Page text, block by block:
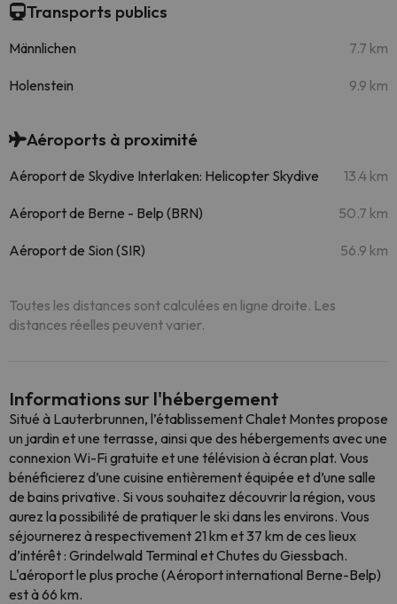
Transports publics
Männlichen 7.7 km
Holenstein 9.9 km
Aéroports à proximité
Aéroport de Skydive Interlaken: Helicopter Skydive 13.4 km
Aéroport de Berne - Belp (BRN) 50.7 km
Aéroport de Sion (SIR) 56.9 km
Toutes les distances sont calculées en ligne droite. Les
distances réelles peuvent varier.
Informations sur l'hébergement
Situé à Lauterbrunnen, l’établissement Chalet Montes propose
un jardin et une terrasse, ainsi que des hébergements avec une
connexion Wi-Fi gratuite et une télévision à écran plat. Vous
bénéficierez d’une cuisine entièrement équipée et d’une salle
de bains privative. Si vous souhaitez découvrir la région, vous
aurez la possibilité de pratiquer le ski dans les environs. Vous
séjournerez à respectivement 21 km et 37 km de ces lieux
d’intérêt : Grindelwald Terminal et Chutes du Giessbach.
L'aéroport le plus proche (Aéroport international Berne-Belp)
est à 66 km.